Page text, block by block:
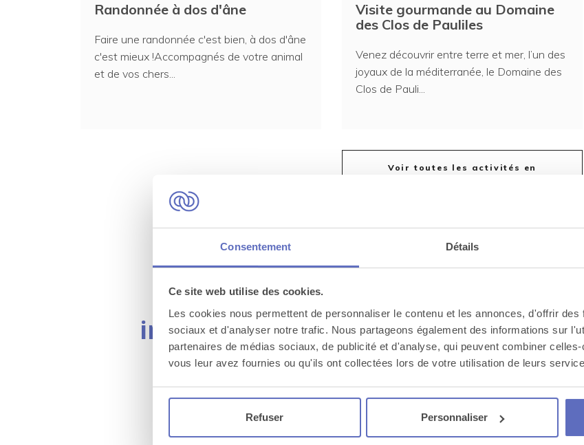
Consentement Détails
Ce site web utilise des cookies.
Les cookies nous permettent de personnaliser le contenu et les annonces, d'offrir
sociaux et d'analyser notre trafic. Nous partageons également des informations sur
partenaires de médias sociaux, de publicité et d'analyse, qui peuvent combiner
vous leur avez fournies ou qu'ils ont collectées lors de votre utilisation de leurs
Refuser Personnaliser
Randonnée à dos d'âne
Faire une randonnée c'est bien, à dos d'âne
c'est mieux !Accompagnés de votre animal
et de vos chers...
Visite gourmande au Domaine
des Clos de Pauliles
Venez découvrir entre terre et mer, l’un des
joyaux de la méditerranée, le Domaine des
Clos de Pauli...
Voir toutes les activités en
Un événement
qui rassemble
impact stratégique
etenthousiasme
sur-mesure